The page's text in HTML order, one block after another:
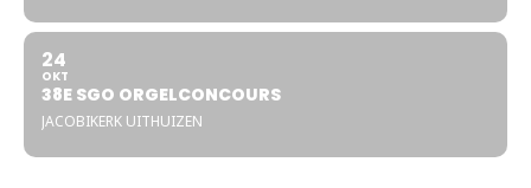
24
OKT
38E SGO ORGELCONCOURS
JACOBIKERK UITHUIZEN